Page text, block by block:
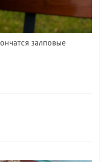
залповые